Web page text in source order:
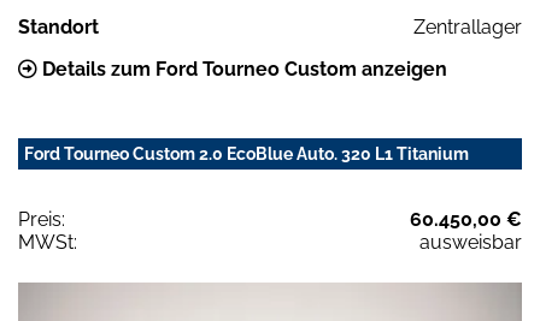
Standort
Zentrallager
Details zum Ford Tourneo Custom anzeigen
Ford Tourneo Custom 2.0 EcoBlue Auto. 320 L1 Titanium
Preis:
60.450,00 €
MWSt:
ausweisbar